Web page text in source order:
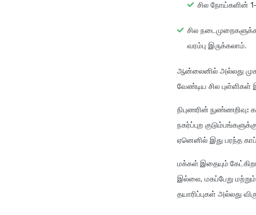
சில நோய்களின்
சில
வரம்பு இருக்கலாம்.
ஆன்லைனில் அல்லது
வேண்டிய சில
நிபுணரின் நுண்ணறிவு:
நகர்ப்புற
ஏனெனில் இது பரந்த
மக்கள் இதையும்
இல்லை, மகப்பேறு மற்றும்
தயாரிப்புகள் அல்லது